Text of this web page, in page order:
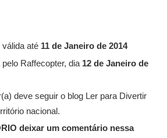
até 11 de Janeiro de 2014
Raffecopter, dia 12 de Janeiro de
deve seguir o blog Ler para Divertir
nacional.
deixar um comentário nessa